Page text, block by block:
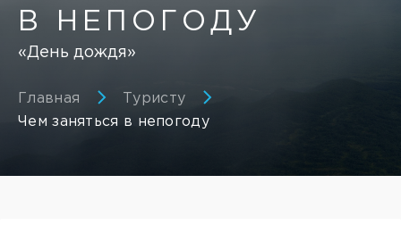
В НЕПОГОДУ
«День дождя»
Главная
Туристу
Чем заняться в непогоду